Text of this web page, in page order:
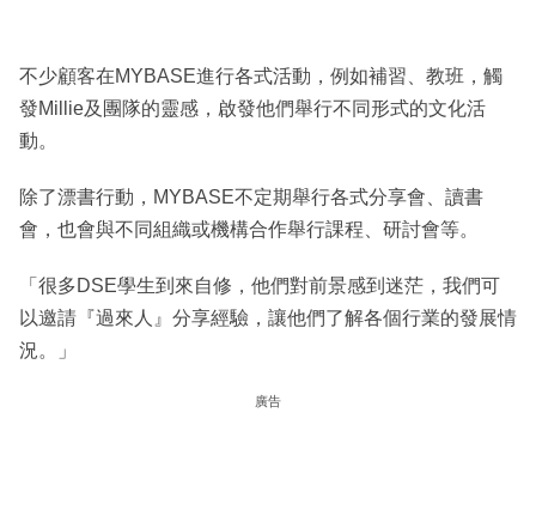
不少顧客在MYBASE進行各式活動，例如補習、教班，觸
發Millie及團隊的靈感，啟發他們舉行不同形式的文化活
動。
除了漂書行動，MYBASE不定期舉行各式分享會、讀書
會，也會與不同組織或機構合作舉行課程、研討會等。
「很多DSE學生到來自修，他們對前景感到迷茫，我們可
以邀請『過來人』分享經驗，讓他們了解各個行業的發展情
況。」
廣告